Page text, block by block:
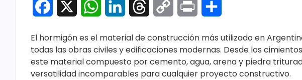
Facebook WhatsAppLinkedInThreadsCopy
Print
El hormigón es el material de construcción más utilizado en
todas las obras civiles y edificaciones modernas. Desde los
este material compuesto por cemento, agua, arena y piedra
versatilidad incomparables para cualquier proyecto constructivo.